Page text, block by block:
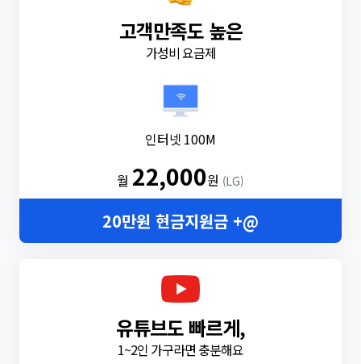
고객만족도 높은
가성비 요금제
인터넷 100M
월 22,000원 (LG)
20만원 현금지원금 +@
유튜브도 빠르게,
1~2인 가구라면 충분해요